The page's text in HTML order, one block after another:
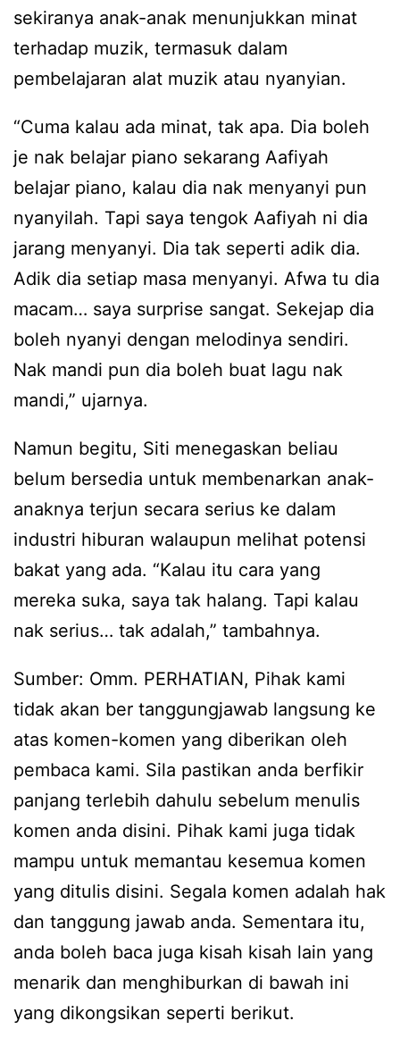
sekiranya anak-anak menunjukkan minat
terhadap muzik, termasuk dalam
pembelajaran alat muzik atau nyanyian.
“Cuma kalau ada minat, tak apa. Dia boleh
je nak belajar piano sekarang Aafiyah
belajar piano, kalau dia nak menyanyi pun
nyanyilah. Tapi saya tengok Aafiyah ni dia
jarang menyanyi. Dia tak seperti adik dia.
Adik dia setiap masa menyanyi. Afwa tu dia
macam… saya surprise sangat. Sekejap dia
boleh nyanyi dengan melodinya sendiri.
Nak mandi pun dia boleh buat lagu nak
mandi,” ujarnya.
Namun begitu, Siti menegaskan beliau
belum bersedia untuk membenarkan anak-
anaknya terjun secara serius ke dalam
industri hiburan walaupun melihat potensi
bakat yang ada. “Kalau itu cara yang
mereka suka, saya tak halang. Tapi kalau
nak serius… tak adalah,” tambahnya.
Sumber: Omm. PERHATIAN, Pihak kami
tidak akan ber tanggungjawab langsung ke
atas komen-komen yang diberikan oleh
pembaca kami. Sila pastikan anda berfikir
panjang terlebih dahulu sebelum menulis
komen anda disini. Pihak kami juga tidak
mampu untuk memantau kesemua komen
yang ditulis disini. Segala komen adalah hak
dan tanggung jawab anda. Sementara itu,
anda boleh baca juga kisah kisah lain yang
menarik dan menghiburkan di bawah ini
yang dikongsikan seperti berikut.